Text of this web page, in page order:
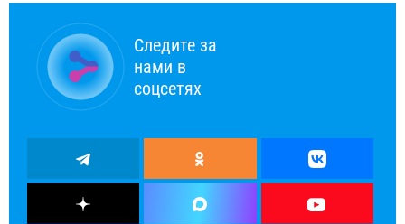
Следите за
нами в
соцсетях